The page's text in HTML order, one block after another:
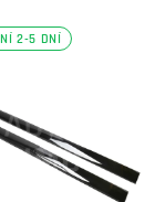
2-5 DNÍ